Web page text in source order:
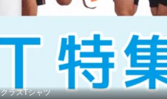
クラスTシャツ